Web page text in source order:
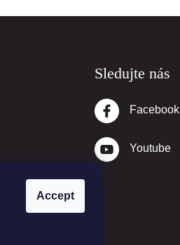
Accept
Sledujte nás
Facebook
Youtube